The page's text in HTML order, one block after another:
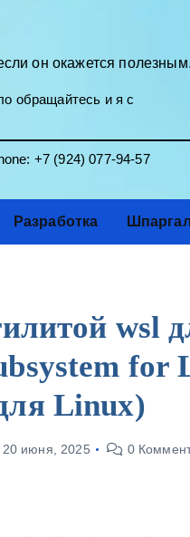
он окажется полезным.
обращайтесь и я с
+7 (924) 077-94-57
Разработка
wsl
for
Linux)
20 июня, 2025 0